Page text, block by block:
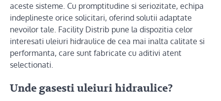
aceste sisteme. Cu promptitudine si seriozitate, echipa
indeplineste orice solicitari, oferind solutii adaptate
nevoilor tale. Facility Distrib pune la dispozitia celor
interesati uleiuri hidraulice de cea mai inalta calitate si
performanta, care sunt fabricate cu aditivi atent
selectionati.
Unde gasesti uleiuri hidraulice?